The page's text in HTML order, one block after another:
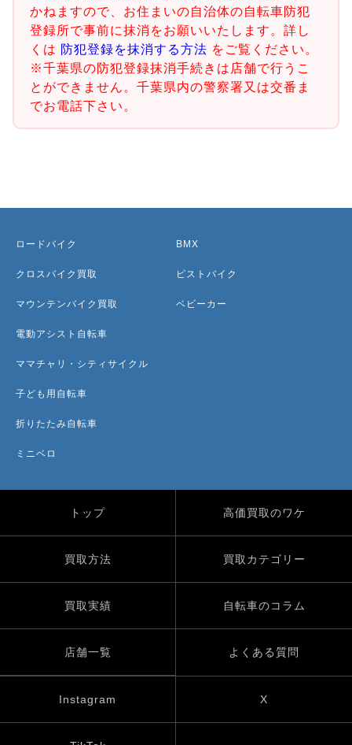
かねますので、お住まいの自治体の自転車防犯
登録所で事前に抹消をお願いいたします。詳し
くは 防犯登録を抹消する方法 をご覧ください。
※千葉県の防犯登録抹消手続きは店舗で行うこ
とができません。千葉県内の警察署又は交番ま
でお電話下さい。
ロードバイク
クロスバイク買取
マウンテンバイク買取
電動アシスト自転車
ママチャリ・シティサイクル
子ども用自転車
折りたたみ自転車
ミニベロ
BMX
ピストバイク
ベビーカー
トップ 高価買取のワケ
買取方法 買取カテゴリー
買取実績 自転車のコラム
店舗一覧 よくある質問
Instagram X